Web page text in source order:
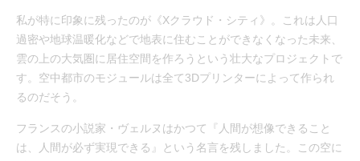
私が特に印象に残ったのが《Xクラウド・シティ》。これは人口
過密や地球温暖化などで地表に住むことができなくなった未来、
雲の上の大気圏に居住空間を作ろうという壮大なプロジェクトで
す。空中都市のモジュールは全て3Dプリンターによって作られ
るのだそう。
フランスの小説家・ヴェルヌはかつて『人間が想像できること
は、人間が必ず実現できる』という名言を残しました。この空に